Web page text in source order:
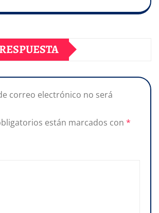
correo electrónico no será
están marcados con *